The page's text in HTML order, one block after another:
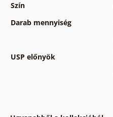
Szín
Darab mennyiség
USP előnyök